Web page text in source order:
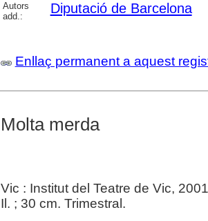
Autors
add.:
Diputació de Barcelona
Enllaç permanent a aquest
Molta merda
Vic : Institut del Teatre de Vic,
Il. ; 30 cm. Trimestral.